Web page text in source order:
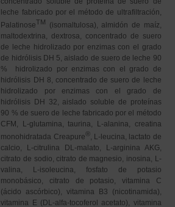
leche fabricado por el método de ultrafiltración,
PalatinoseTM
(isomaltulosa), almidón de maíz,
maltodextrina, dextrosa, concentrado de suero
de leche hidrolizado por enzimas con el grado
de hidrólisis DH 5, aislado de suero de leche 90
% hidrolizado por enzimas con el grado de
hidrólisis DH 8, concentrado de suero de leche
hidrolizado por enzimas con el grado de
hidrólisis DH 32, aislado soluble de proteínas
90 % de suero de leche fabricado por el método
CFM, L-glutamina, taurina, L-alanina, creatina
monohidratada Creapure®, L-leucina, lactato de
calcio, L-citrulina DL-malato, L-arginina AKG,
citrato de sodio, citrato de magnesio, inosina, L-
valina, L-isoleucina, fosfato de potasio
monobásico, citrato de potasio, vitamina C
(ácido ascórbico), vitamina B3 (nicotinamida),
vitamina E (DL-alfa-tocoferol acetato), vitamina